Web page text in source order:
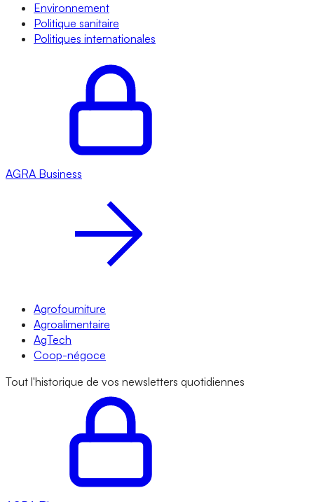
Environnement
Politique sanitaire
Politiques internationales
AGRA Business
Agrofourniture
Agroalimentaire
AgTech
Coop-négoce
Tout l'historique de vos newsletters quotidiennes